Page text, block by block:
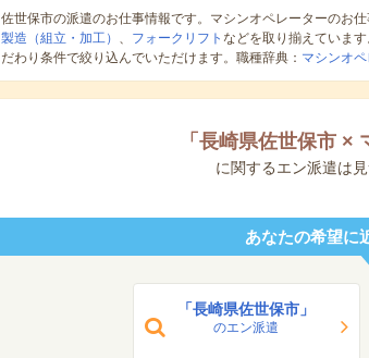
佐世保市の派遣のお仕事情報です。マシンオペレーターのお仕
製造（組立・加工） 、 フォークリフト などを取り揃えています
だわり条件で絞り込んでいただけます。職種辞典： マシンオ
「 長崎県佐世保市 ×
に関するエン派遣は
あなたの希望に
「長崎県佐世保市」
のエン派遣